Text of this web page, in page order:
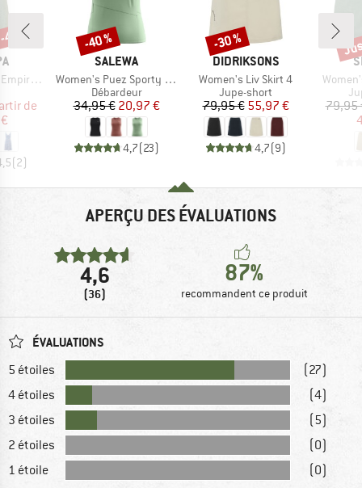
Dress
réduit
de
(2)
%
MARQUE
SALEWA
Article
Women's Puez Sporty Dry Tank
Product group
Débardeur
Prix
34,95 €Prix réduit
20,97 €
4,7(23)
Remise
-40 %
MARQUE
DIDRIKSONS
Article
Women's Liv Skirt 4
Product group
Jupe-short
Prix
79,95 €Prix réduit
55,97 €
4,7(9)
Remise
-30 %
Article
79,95
APERÇU DES ÉVALUATIONS
4,6
(36)
87%
recommandent ce produit
ÉVALUATIONS
5 étoiles
(27)
4 étoiles
(4)
3 étoiles
(5)
2 étoiles
(0)
1 étoile
(0)